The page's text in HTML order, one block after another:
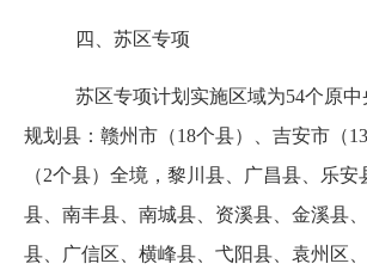
四、苏区专项
苏区专项计划实施区域为54个原
规划县：赣州市（18个县）、吉安市（
（2个县）全境，黎川县、广昌县、乐
县、南丰县、南城县、资溪县、金溪县
县、广信区、横峰县、弋阳县、袁州区